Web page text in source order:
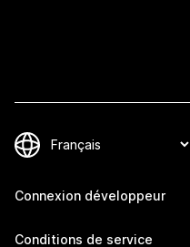
Connexion développeur
Conditions de service